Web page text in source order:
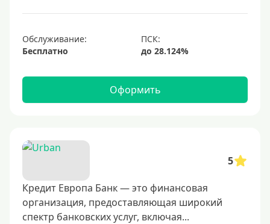
Обслуживание:
Бесплатно
Оформить
5
Кредит Европа Банк — это финансовая
организация, предоставляющая широкий
спектр банковских услуг, включая...